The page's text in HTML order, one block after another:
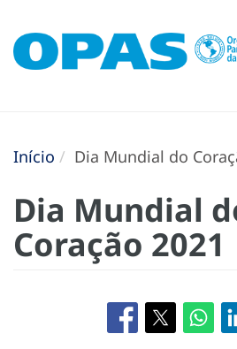
Início Dia Mundial do
Dia Mundial
Coração 2021